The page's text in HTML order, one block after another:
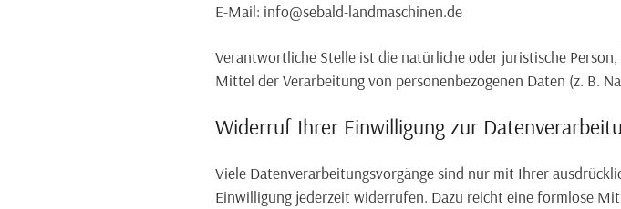
E-Mail: info@sebald-landmaschinen.de
Verantwortliche Stelle ist die natürliche oder juristische
Mittel der Verarbeitung von personenbezogenen Daten (z. B.
Widerruf Ihrer Einwilligung zur
Viele Datenverarbeitungsvorgänge sind nur mit Ihrer
Einwilligung jederzeit widerrufen. Dazu reicht eine formlose